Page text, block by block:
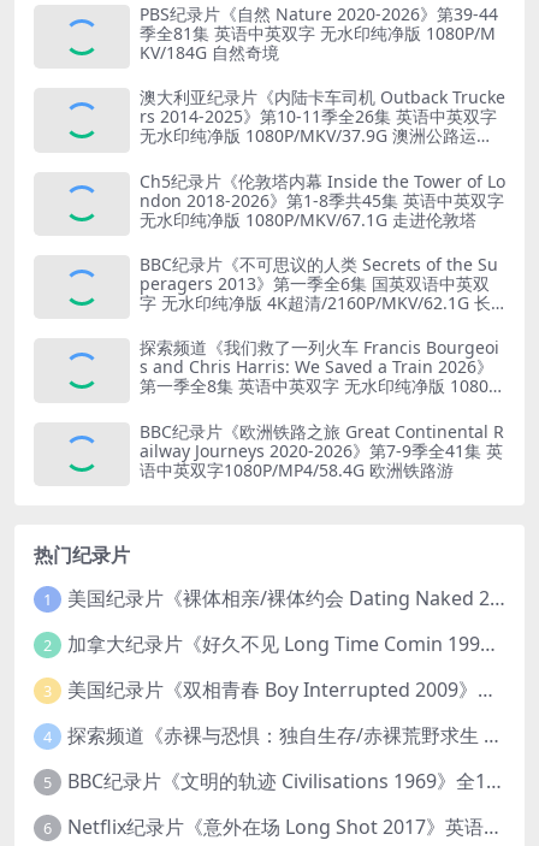
PBS纪录片《自然 Nature 2020-2026》第39-44
季全81集 英语中英双字 无水印纯净版 1080P/M
KV/184G 自然奇境
澳大利亚纪录片《内陆卡车司机 Outback Trucke
rs 2014-2025》第10-11季全26集 英语中英双字
无水印纯净版 1080P/MKV/37.9G 澳洲公路运输
Ch5纪录片《伦敦塔内幕 Inside the Tower of Lo
ndon 2018-2026》第1-8季共45集 英语中英双字
无水印纯净版 1080P/MKV/67.1G 走进伦敦塔
BBC纪录片《不可思议的人类 Secrets of the Su
peragers 2013》第一季全6集 国英双语中英双
字 无水印纯净版 4K超清/2160P/MKV/62.1G 长
探索频道《我们救了一列火车 Francis Bourgeoi
s and Chris Harris: We Saved a Train 2026》
第一季全8集 英语中英双字 无水印纯净版 1080P/
BBC纪录片《欧洲铁路之旅 Great Continental R
ailway Journeys 2020-2026》第7-9季全41集 英
语中英双字1080P/MP4/58.4G 欧洲铁路游
热门纪录片
1 美国纪录片《裸体相亲/裸体约会 Dating Naked 2014-2016》第1-3季全33集 英语中英双字 无水印纯净版 1080P/MKV/85.6G 裸体相亲真人秀
2 加拿大纪录片《好久不见 Long Time Comin 1993》英语中英双字 官方纯净版 1080P/MKV/1G 女同性艺术家
3 美国纪录片《双相青春 Boy Interrupted 2009》英语中英双字 官方纯净版 1080P/MKV/1.43G 青少年躁郁症
4 探索频道《赤裸与恐惧：独自生存/赤裸荒野求生 Naked and Afraid: Solo 2023》第一季全8集 英语中英双字 官方纯净版 高码1080P/MKV/45.4G
5 BBC纪录片《文明的轨迹 Civilisations 1969》全13集 英语中英双字 高清收藏版 1080P/MKV/64.1G 西方艺术史话
6 Netflix纪录片《意外在场 Long Shot 2017》英语中字 720P/NKV/1.06GB 美国谋杀误判案件